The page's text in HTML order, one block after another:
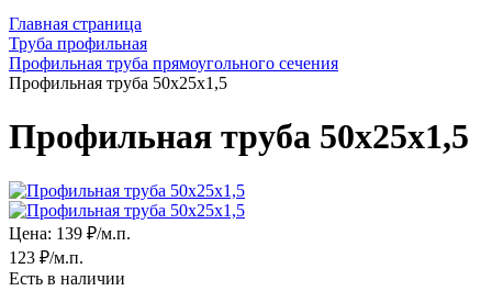
Главная страница
Труба профильная
Профильная труба прямоугольного сечения
Профильная труба 50х25х1,5
Профильная труба 50х25х1,5
Цена: 139 ₽/м.п.
123 ₽/м.п.
Есть в наличии